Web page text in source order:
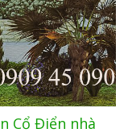
Cổ Điển nhà